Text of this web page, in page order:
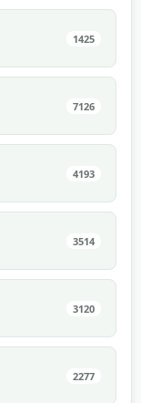
1425
7126
4193
3514
3120
2277